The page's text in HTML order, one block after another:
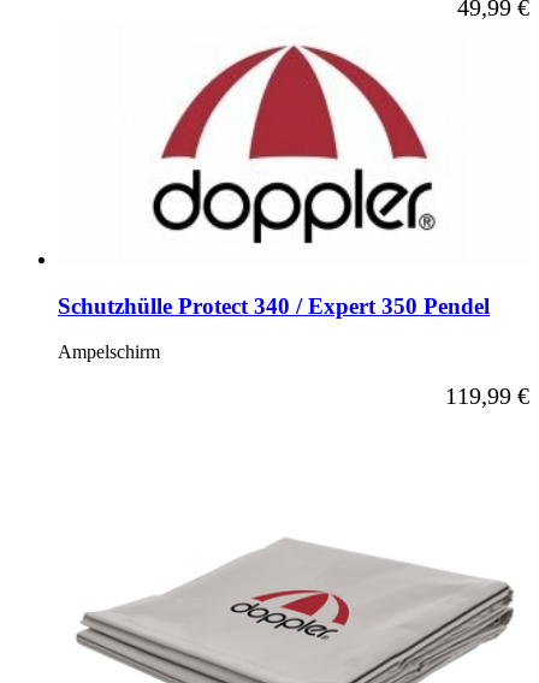
49,99 €
Schutzhülle Protect 340 / Expert 350 Pendel
Ampelschirm
119,99 €